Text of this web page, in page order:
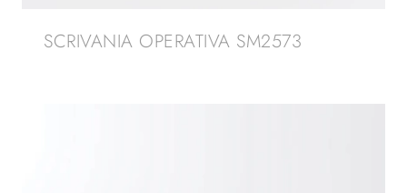
SCRIVANIA OPERATIVA SM2573